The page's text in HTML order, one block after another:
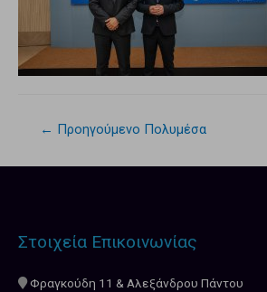
← Προηγούμενο Πολυμέσα
Στοιχεία Επικοινωνίας
Φραγκούδη 11 & Αλεξάνδρου Πάντου